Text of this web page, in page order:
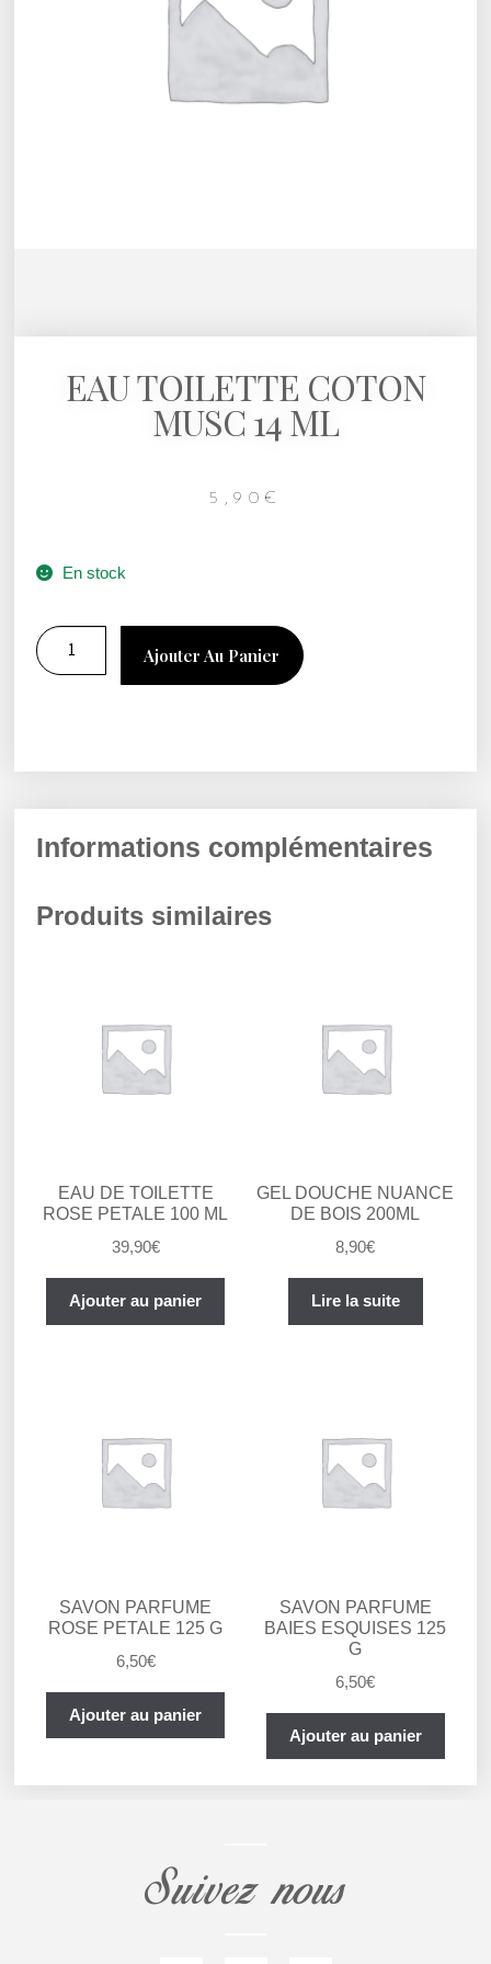
EAU TOILETTE COTON
MUSC 14 ML
5,90 €
En stock
Ajouter Au Panier
Informations complémentaires
Produits similaires
EAU DE TOILETTE
ROSE PETALE 100 ML
39,90€
Ajouter au panier
GEL DOUCHE NUANCE
DE BOIS 200ML
8,90€
Lire la suite
SAVON PARFUME
ROSE PETALE 125 G
6,50€
Ajouter au panier
SAVON PARFUME
BAIES ESQUISES 125
G
6,50€
Ajouter au panier
Suivez nous